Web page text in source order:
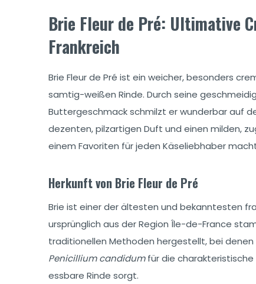
Brie Fleur de Pré: Ultimative
Frankreich
Brie Fleur de Pré ist ein weicher, besonders
samtig-weißen Rinde. Durch seine
Buttergeschmack schmilzt er wunderbar auf
dezenten, pilzartigen Duft und einen milden,
einem Favoriten für jeden Käseliebhaber
Herkunft von Brie Fleur de Pré
Brie ist einer der ältesten und bekanntesten
ursprünglich aus der Region Île-de-France
traditionellen Methoden hergestellt, bei
Penicillium candidumfür die charakteristische
essbare Rinde sorgt.